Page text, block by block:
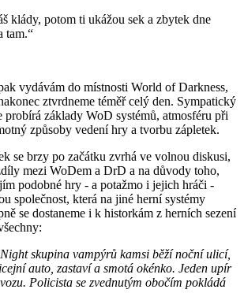
klády, potom ti ukážou sek a zbytek dne
tam.“
vydávám do místnosti World of Darkness,
ztvrdneme téměř celý den. Sympatický
probírá základy WoD systémů, atmosféru při
způsoby vedení hry a tvorbu zápletek.
se brzy po začátku zvrhá ve volnou diskusi,
mezi WoDem a DrD a na důvody toho,
podobné hry - a potažmo i jejich hráči -
společnost, která na jiné herní systémy
se dostaneme i k historkám z herních sezení
skupina vampýrů kamsi běží noční ulicí,
auto, zastaví a smotá okénko. Jeden upír
Policista se zvednutým obočím pokládá